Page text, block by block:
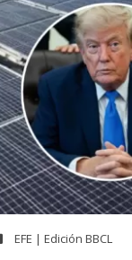
EFE | Edición BBCL